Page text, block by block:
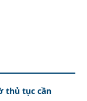
thủ tục cần